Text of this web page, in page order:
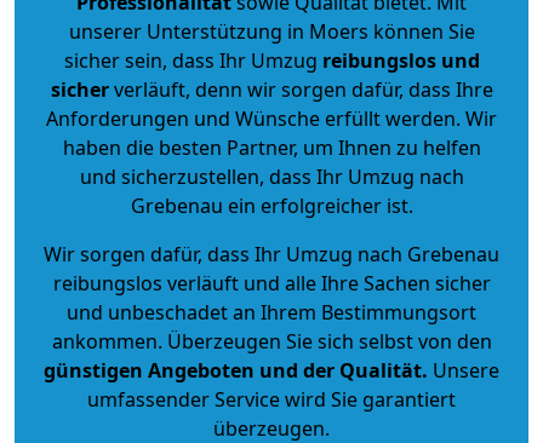
unserer Unterstützung in Moers können Sie
sicher sein, dass Ihr Umzug reibungslos und
sicherverläuft, denn wir sorgen dafür, dass Ihre
Anforderungen und Wünsche erfüllt werden. Wir
haben die besten Partner, um Ihnen zu helfen
und sicherzustellen, dass Ihr Umzug nach
Grebenau ein erfolgreicher ist.
Wir sorgen dafür, dass Ihr Umzug nach Grebenau
reibungslos verläuft und alle Ihre Sachen sicher
und unbeschadet an Ihrem Bestimmungsort
ankommen. Überzeugen Sie sich selbst von den
günstigen Angeboten und der Qualität. Unsere
umfassender Service wird Sie garantiert
überzeugen.